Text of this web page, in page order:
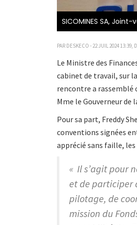
SICOMINES SA,
PAR DESKECO - 22 JUIL 2024 13:39,
Le Ministre des
cabinet de travail, sur
rencontre a rassemblé
Mme le Gouverneur de
Pour sa part, Freddy
conventions signées
apprécié sans faille,
« Il s’agit pour
et de participer
pilotage, de
mission du